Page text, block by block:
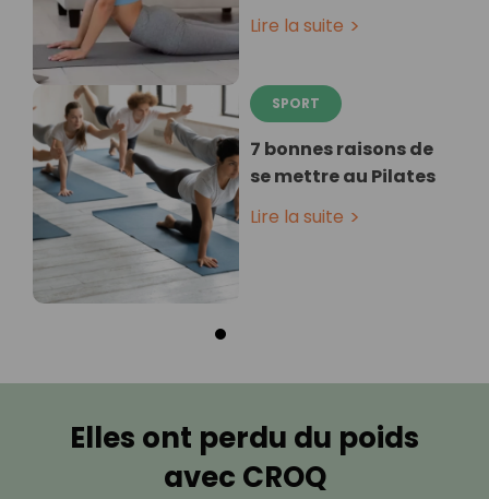
Lire la suite
SPORT
7 bonnes raisons de
se mettre au Pilates
Lire la suite
Elles ont perdu du poids
avec CROQ